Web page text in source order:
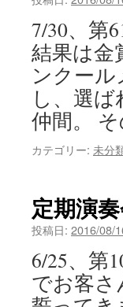
7/30、第
結果は金
ンクー
し、選
仲間。
カテゴリー: 未分
定期演
投稿日: 2016/08/
6/25、第
でお客さ